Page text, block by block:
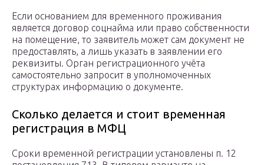
Если основанием для временного проживания
является договор соцнайма или право собственности
на помещение, то заявитель может сам документ не
предоставлять, а лишь указать в заявлении его
реквизиты. Орган регистрационного учёта
самостоятельно запросит в уполномоченных
структурах информацию о документе.
Сколько делается и стоит временная
регистрация в МФЦ
Сроки временной регистрации установлены п. 12